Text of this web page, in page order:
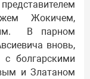
Жокичем,
В парном
вновь,
болгарскими
и Златаном